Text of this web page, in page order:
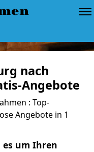
nach
Angebote
: Top-
Angebote in 1
um Ihren